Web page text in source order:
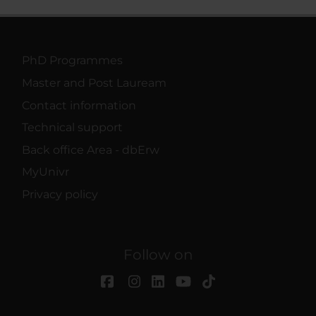
PhD Programmes
Master and Post Lauream
Contact information
Technical support
Back office Area - dbErw
MyUnivr
Privacy policy
Follow on